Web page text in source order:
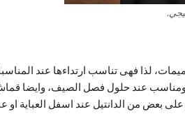
لذا فهى تناسب ارتداءها عند
ومناسب عند حلول فصل الصيف، وايضا
بعض من الدانتيل عند اسفل العباية او